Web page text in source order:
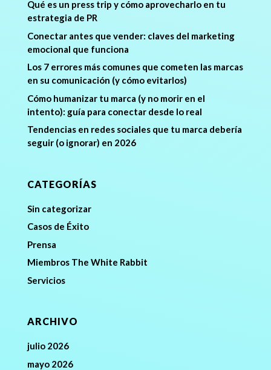
Qué es un press trip y cómo aprovecharlo en tu
estrategia de PR
Conectar antes que vender: claves del marketing
emocional que funciona
Los 7 errores más comunes que cometen las marcas
en su comunicación (y cómo evitarlos)
Cómo humanizar tu marca (y no morir en el
intento): guía para conectar desde lo real
Tendencias en redes sociales que tu marca debería
seguir (o ignorar) en 2026
CATEGORÍAS
Sin categorizar
Casos de Éxito
Prensa
Miembros The White Rabbit
Servicios
ARCHIVO
julio 2026
mayo 2026